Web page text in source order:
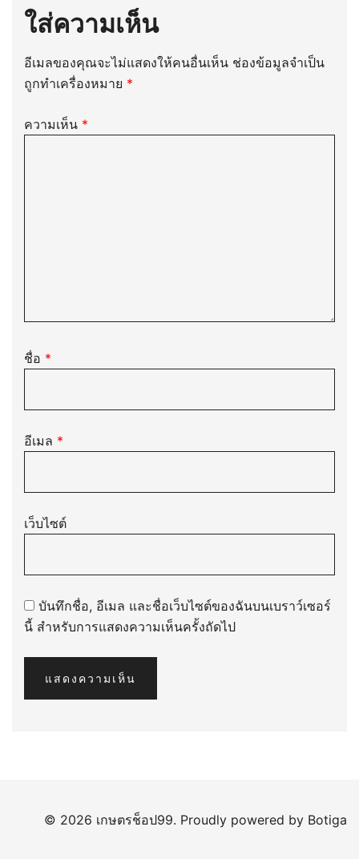
ใส่ความเห็น
อีเมลของคุณจะไม่แสดงให้คนอื่นเห็น ช่องข้อมูลจำเป็น
ถูกทำเครื่องหมาย *
ความเห็น *
ชื่อ *
อีเมล *
เว็บไซต์
บันทึกชื่อ, อีเมล และชื่อเว็บไซต์ของฉันบนเบราว์เซอร์
นี้ สำหรับการแสดงความเห็นครั้งถัดไป
© 2026 เกษตรช็อป99. Proudly powered by Botiga